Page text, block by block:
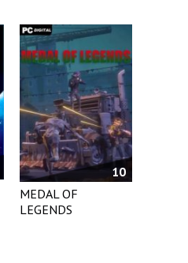
10
MEDAL OF
LEGENDS